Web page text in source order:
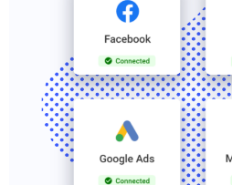
Mathias Segers
Matthias Langenaeker
Ninon Chevalier
Olivia Lohest
Pieter Maesmans